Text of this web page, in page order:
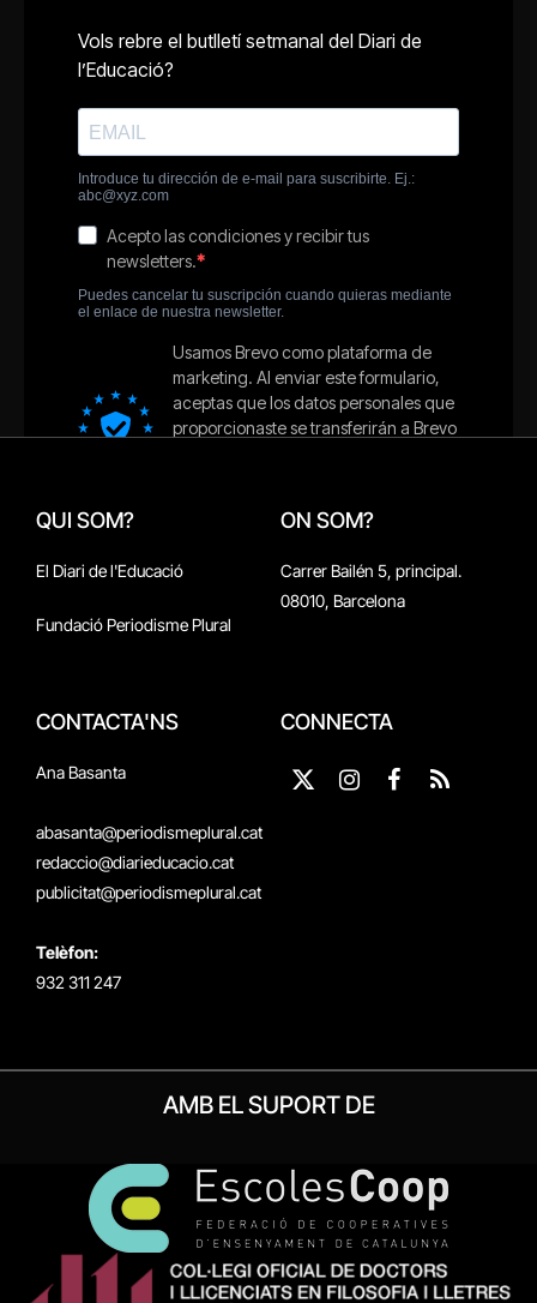
QUI SOM?
El Diari de l'Educació
Fundació Periodisme Plural
ON SOM?
Carrer Bailén 5, principal.
08010, Barcelona
CONTACTA'NS
Ana Basanta
abasanta@periodismeplural.cat
redaccio@diarieducacio.cat
publicitat@periodismeplural.cat
Telèfon:
932 311 247
CONNECTA
X
InstagramFacebook
RSS
AMB EL SUPORT DE